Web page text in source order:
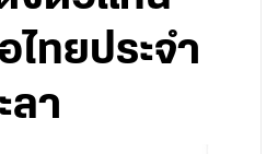
ทยประจำ
ลา